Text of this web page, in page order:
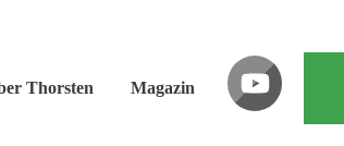
Thorsten Magazin